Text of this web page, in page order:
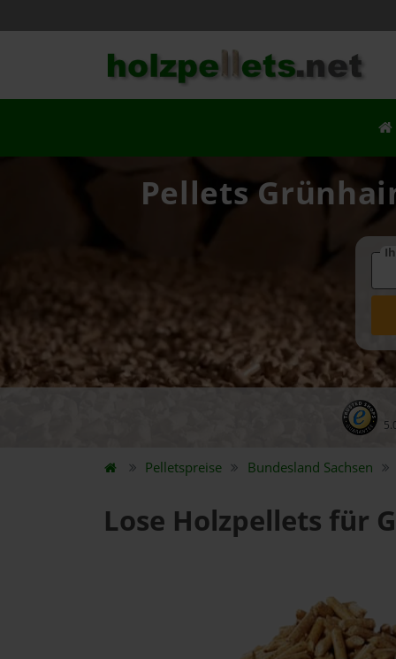
Pellets
Pelletspreise Bundesland Sachsen
Lose Holzpellets für